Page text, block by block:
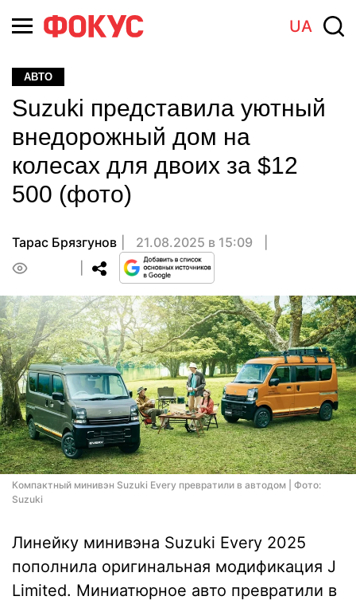
UA
АВТО
Suzuki представила уютный
внедорожный дом на
колесах для двоих за $12
500 (фото)
Тарас Брязгунов
21.08.2025 в 15:09
Компактный минивэн Suzuki Every превратили в автодом | Фото:
Suzuki
Линейку минивэна Suzuki Every 2025
пополнила оригинальная модификация J
Limited. Миниатюрное авто превратили в